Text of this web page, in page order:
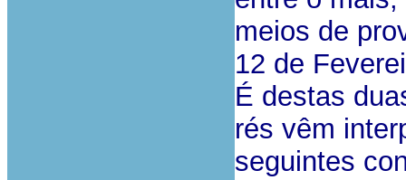
meios de
12 de
É destas
rés vêm
seguintes